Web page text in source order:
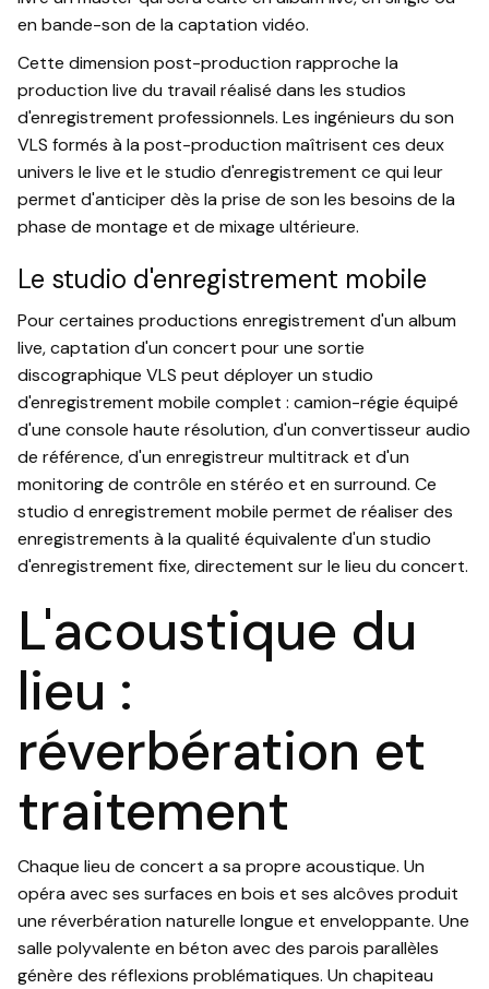
en bande-son de la captation vidéo.
Cette dimension post-production rapproche la
production live du travail réalisé dans les studios
d'enregistrement professionnels. Les ingénieurs du son
VLS formés à la post-production maîtrisent ces deux
univers le live et le studio d'enregistrement ce qui leur
permet d'anticiper dès la prise de son les besoins de la
phase de montage et de mixage ultérieure.
Le studio d'enregistrement mobile
Pour certaines productions enregistrement d'un album
live, captation d'un concert pour une sortie
discographique VLS peut déployer un studio
d'enregistrement mobile complet : camion-régie équipé
d'une console haute résolution, d'un convertisseur audio
de référence, d'un enregistreur multitrack et d'un
monitoring de contrôle en stéréo et en surround. Ce
studio d enregistrement mobile permet de réaliser des
enregistrements à la qualité équivalente d'un studio
d'enregistrement fixe, directement sur le lieu du concert.
L'acoustique du
lieu :
réverbération et
traitement
Chaque lieu de concert a sa propre acoustique. Un
opéra avec ses surfaces en bois et ses alcôves produit
une réverbération naturelle longue et enveloppante. Une
salle polyvalente en béton avec des parois parallèles
génère des réflexions problématiques. Un chapiteau